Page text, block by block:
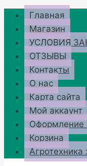
Перейти
содержимому
Главная
Магазин
УСЛОВИЯ
ОТЗЫВЫ
Контакты
О нас
Карта сайта
Мой аккаунт
Оформление
Корзина
Агротехника